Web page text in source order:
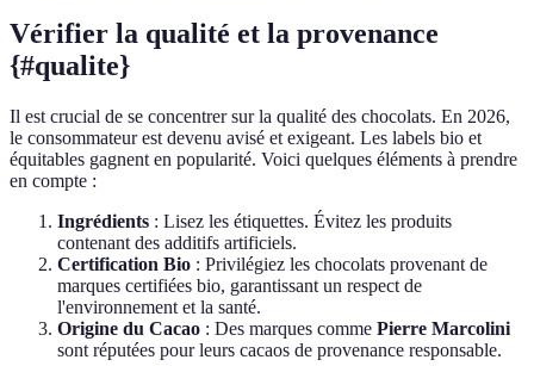
Vérifier la qualité et la provenance
{#qualite}
Il est crucial de se concentrer sur la qualité des chocolats. En 2026,
le consommateur est devenu avisé et exigeant. Les labels bio et
équitables gagnent en popularité. Voici quelques éléments à prendre
en compte :
Ingrédients : Lisez les étiquettes. Évitez les produits
contenant des additifs artificiels.
Certification Bio : Privilégiez les chocolats provenant de
marques certifiées bio, garantissant un respect de
l'environnement et la santé.
Origine du Cacao : Des marques comme Pierre Marcolini
sont réputées pour leurs cacaos de provenance responsable.